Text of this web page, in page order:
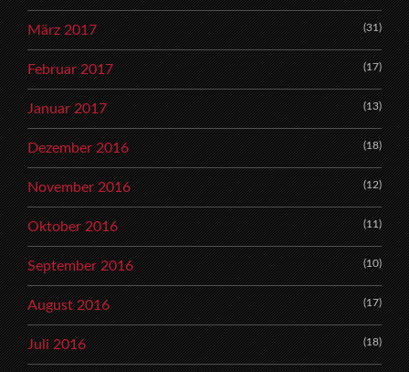
März 2017 (31)
Februar 2017 (17)
Januar 2017 (13)
Dezember 2016 (18)
November 2016 (12)
Oktober 2016 (11)
September 2016 (10)
August 2016 (17)
Juli 2016 (18)